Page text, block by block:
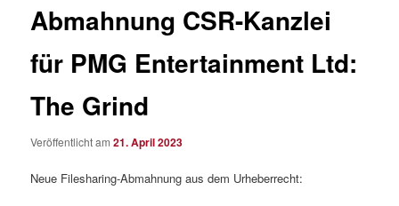
Abmahnung CSR-Kanzlei
für PMG Entertainment Ltd:
The Grind
Veröffentlicht am21. April 2023
Neue Filesharing-Abmahnung aus dem Urheberrecht: